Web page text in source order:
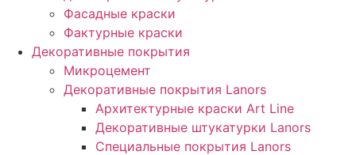
Фасадные краски
Фактурные краски
Декоративные покрытия
Микроцемент
Декоративные покрытия Lanors
Архитектурные краски Art Line
Декоративные штукатурки Lanors
Специальные покрытия Lanors